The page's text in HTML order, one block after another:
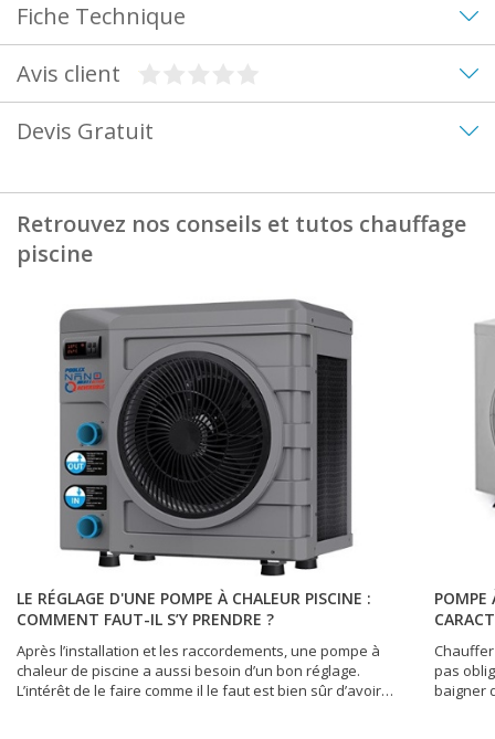
Fiche Technique
Avis client
Devis Gratuit
Retrouvez nos conseils et tutos chauffage
piscine
LE RÉGLAGE D'UNE POMPE À CHALEUR PISCINE :
COMMENT FAUT-IL S’Y PRENDRE ?
Après l’installation et les raccordements, une pompe à
chaleur de piscine a aussi besoin d’un bon réglage.
L’intérêt de le faire comme il le faut est bien sûr d’avoir
POMPE
pas
baigner